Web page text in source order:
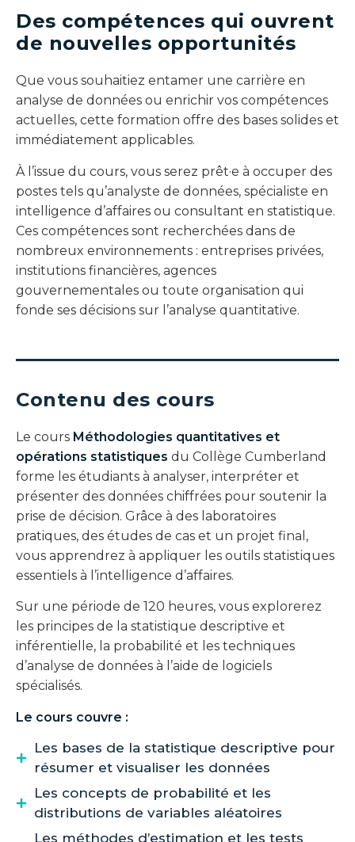
Des compétences qui ouvrent
de nouvelles opportunités
Que vous souhaitiez entamer une carrière en
analyse de données ou enrichir vos compétences
actuelles, cette formation offre des bases solides et
immédiatement applicables.
À l’issue du cours, vous serez prêt·e à occuper des
postes tels qu’analyste de données, spécialiste en
intelligence d’affaires ou consultant en statistique.
Ces compétences sont recherchées dans de
nombreux environnements : entreprises privées,
institutions financières, agences
gouvernementales ou toute organisation qui
fonde ses décisions sur l’analyse quantitative.
Contenu des cours
Le cours Méthodologies quantitatives et
opérations statistiques du Collège Cumberland
forme les étudiants à analyser, interpréter et
présenter des données chiffrées pour soutenir la
prise de décision. Grâce à des laboratoires
pratiques, des études de cas et un projet final,
vous apprendrez à appliquer les outils statistiques
essentiels à l’intelligence d’affaires.
Sur une période de 120 heures, vous explorerez
les principes de la statistique descriptive et
inférentielle, la probabilité et les techniques
d’analyse de données à l’aide de logiciels
spécialisés.
Le cours couvre :
Les bases de la statistique descriptive pour
résumer et visualiser les données
Les concepts de probabilité et les
distributions de variables aléatoires
Les méthodes d’estimation et les tests